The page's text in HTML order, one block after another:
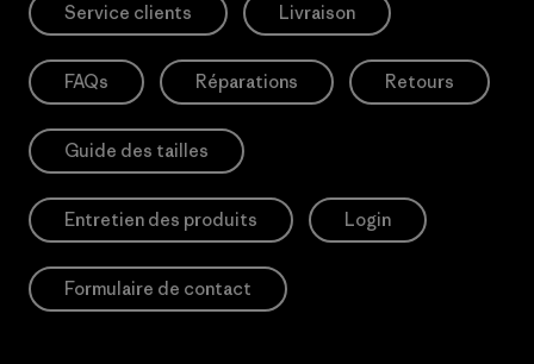
Service clients Livraison
FAQs Réparations Retours
Guide des tailles
Entretien des produits Login
Formulaire de contact